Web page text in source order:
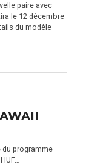
paire avec
le 12 décembre
du modèle
programme